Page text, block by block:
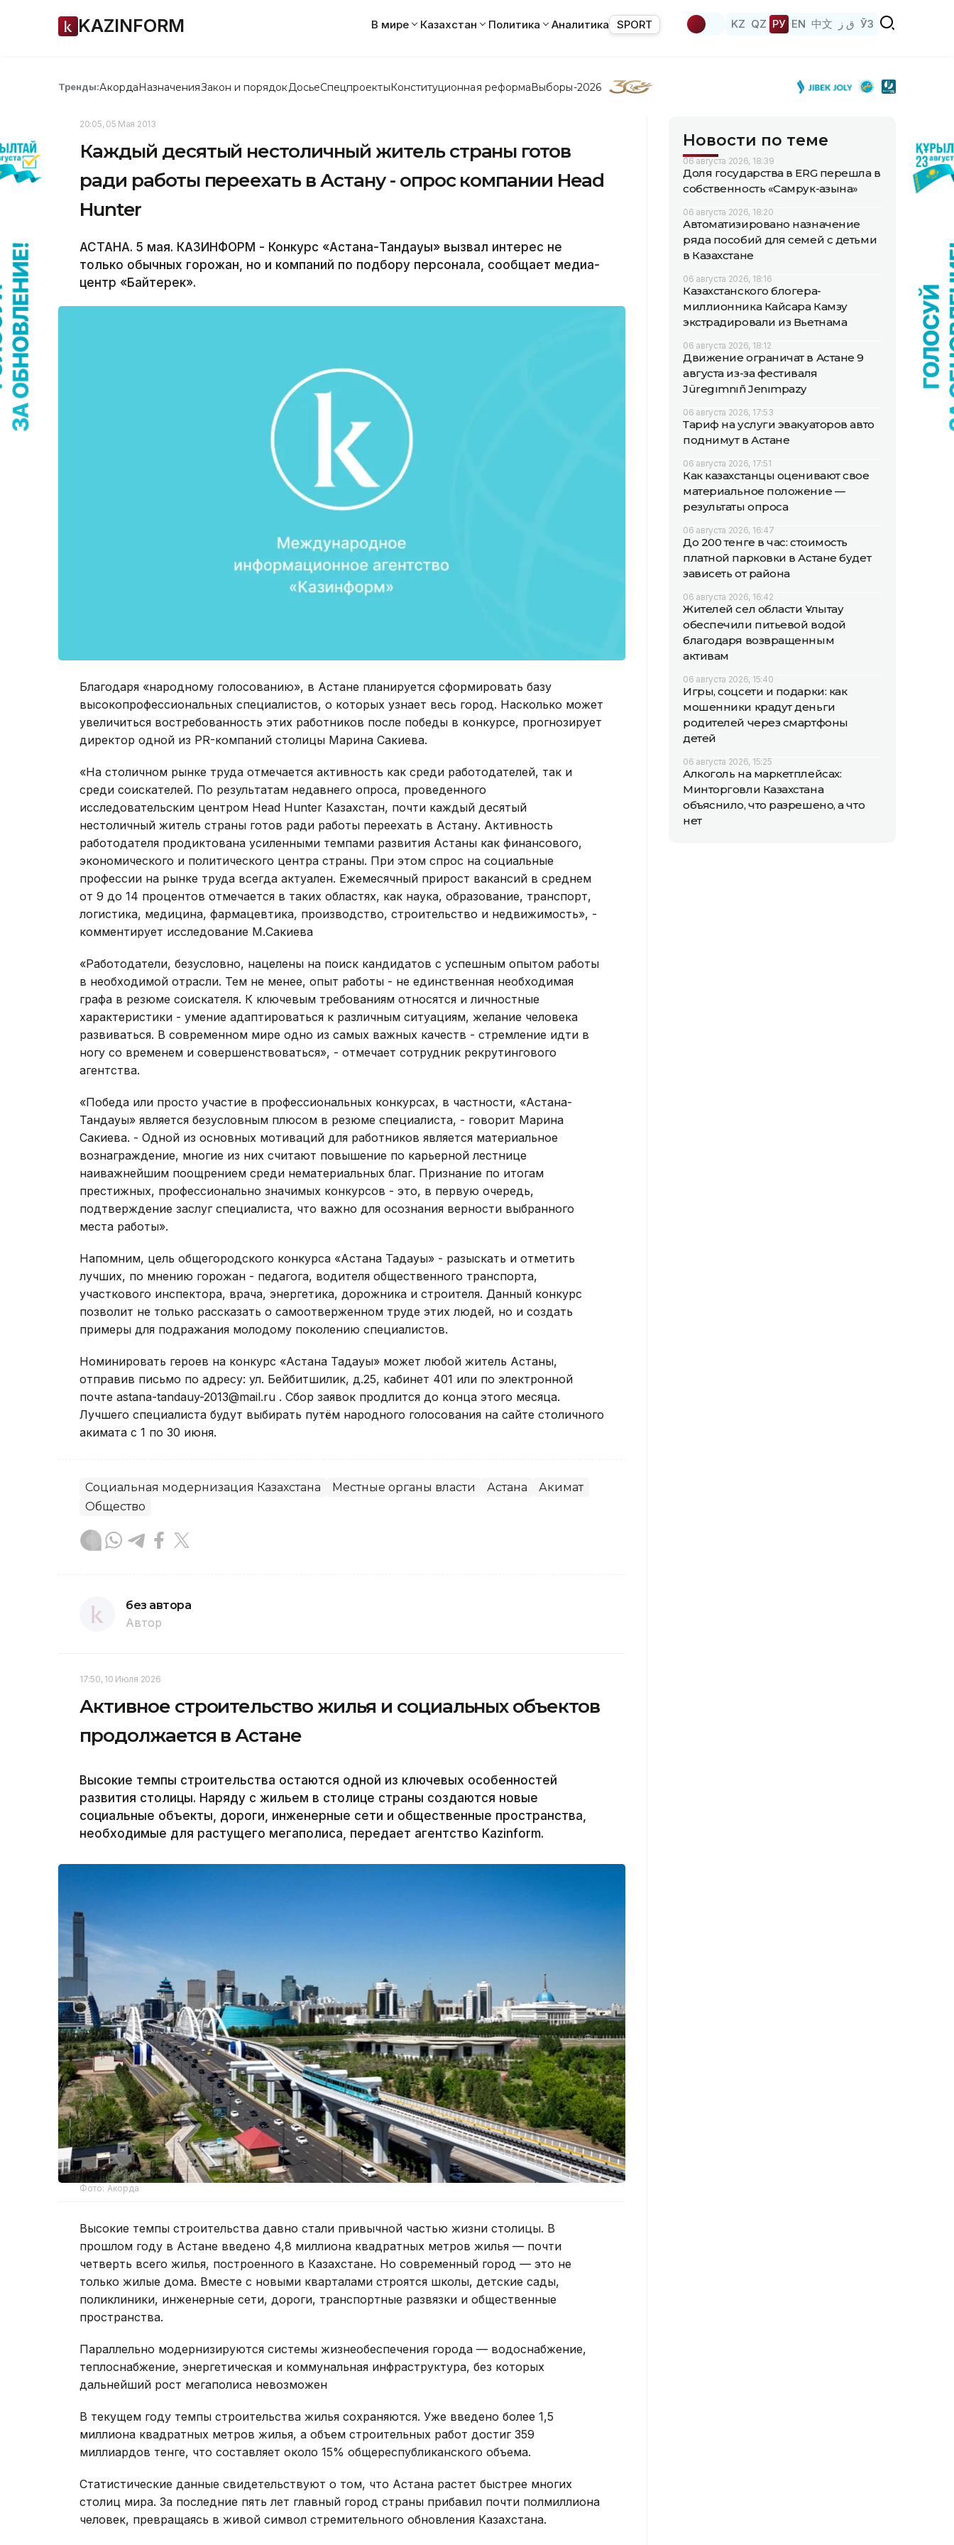
KAZINFORM В мире Казахстан Политика Аналитика SPORT KZ QZ РУ EN 中文 ق ز ЎЗ
Тренды:АкордаНазначенияЗакон и порядок ДосьеСпецпроектыКонституционная реформаВыборы-2026
20:05, 05 Мая 2013
Каждый десятый нестоличный житель страны готов
ради работы переехать в Астану - опрос компании Head
Hunter
АСТАНА. 5 мая. КАЗИНФОРМ - Конкурс «Астана-Тандауы» вызвал интерес не
только обычных горожан, но и компаний по подбору персонала, сообщает медиа-
центр «Байтерек».
Благодаря «народному голосованию», в Астане планируется сформировать базу
высокопрофессиональных специалистов, о которых узнает весь город. Насколько может
увеличиться востребованность этих работников после победы в конкурсе, прогнозирует
директор одной из PR-компаний столицы Марина Сакиева.
«На столичном рынке труда отмечается активность как среди работодателей, так и
среди соискателей. По результатам недавнего опроса, проведенного
исследовательским центром Head Hunter Казахстан, почти каждый десятый
нестоличный житель страны готов ради работы переехать в Астану. Активность
работодателя продиктована усиленными темпами развития Астаны как финансового,
экономического и политического центра страны. При этом спрос на социальные
профессии на рынке труда всегда актуален. Ежемесячный прирост вакансий в среднем
от 9 до 14 процентов отмечается в таких областях, как наука, образование, транспорт,
логистика, медицина, фармацевтика, производство, строительство и недвижимость», -
комментирует исследование М.Сакиева
«Работодатели, безусловно, нацелены на поиск кандидатов с успешным опытом работы
в необходимой отрасли. Тем не менее, опыт работы - не единственная необходимая
графа в резюме соискателя. К ключевым требованиям относятся и личностные
характеристики - умение адаптироваться к различным ситуациям, желание человека
развиваться. В современном мире одно из самых важных качеств - стремление идти в
ногу со временем и совершенствоваться», - отмечает сотрудник рекрутингового
агентства.
«Победа или просто участие в профессиональных конкурсах, в частности, «Астана-
Тандауы» является безусловным плюсом в резюме специалиста, - говорит Марина
Сакиева. - Одной из основных мотиваций для работников является материальное
вознаграждение, многие из них считают повышение по карьерной лестнице
наиважнейшим поощрением среди нематериальных благ. Признание по итогам
престижных, профессионально значимых конкурсов - это, в первую очередь,
подтверждение заслуг специалиста, что важно для осознания верности выбранного
места работы».
Напомним, цель общегородского конкурса «Астана Таңдауы» - разыскать и отметить
лучших, по мнению горожан - педагога, водителя общественного транспорта,
участкового инспектора, врача, энергетика, дорожника и строителя. Данный конкурс
позволит не только рассказать о самоотверженном труде этих людей, но и создать
примеры для подражания молодому поколению специалистов.
Номинировать героев на конкурс «Астана Таңдауы» может любой житель Астаны,
отправив письмо по адресу: ул. Бейбитшилик, д.25, кабинет 401 или по электронной
почте astana-tandauy-2013@mail.ru . Сбор заявок продлится до конца этого месяца.
Лучшего специалиста будут выбирать путём народного голосования на сайте столичного
акимата с 1 по 30 июня.
Социальная модернизация Казахстана Местные органы власти Астана
Акимат
Общество
без автора
Автор
17:50, 10 Июля 2026
Активное строительство жилья и социальных объектов
продолжается в Астане
Высокие темпы строительства остаются одной из ключевых особенностей
развития столицы. Наряду с жильем в столице страны создаются новые
социальные объекты, дороги, инженерные сети и общественные пространства,
необходимые для растущего мегаполиса, передает агентство Kazinform.
Фото: Акорда
Высокие темпы строительства давно стали привычной частью жизни столицы. В
прошлом году в Астане введено 4,8 миллиона квадратных метров жилья — почти
четверть всего жилья, построенного в Казахстане. Но современный город — это не
только жилые дома. Вместе с новыми кварталами строятся школы, детские сады,
поликлиники, инженерные сети, дороги, транспортные развязки и общественные
пространства.
Параллельно модернизируются системы жизнеобеспечения города — водоснабжение,
теплоснабжение, энергетическая и коммунальная инфраструктура, без которых
дальнейший рост мегаполиса невозможен
В текущем году темпы строительства жилья сохраняются. Уже введено более 1,5
миллиона квадратных метров жилья, а объем строительных работ достиг 359
миллиардов тенге, что составляет около 15% общереспубликанского объема.
Статистические данные свидетельствуют о том, что Астана растет быстрее многих
столиц мира. За последние пять лет главный город страны прибавил почти полмиллиона
человек, превращаясь в живой символ стремительного обновления Казахстана.
Новости по теме
06 августа 2026, 18:39
Доля государства в ERG перешла в
собственность «Самрук-Қазына»
06 августа 2026, 18:20
Автоматизировано назначение
ряда пособий для семей с детьми
в Казахстане
06 августа 2026, 18:16
Казахстанского блогера-
миллионника Кайсара Камзу
экстрадировали из Вьетнама
06 августа 2026, 18:12
Движение ограничат в Астане 9
августа из-за фестиваля
Jüregımnıñ Jenımpazy
06 августа 2026, 17:53
Тариф на услуги эвакуаторов авто
поднимут в Астане
06 августа 2026, 17:51
Как казахстанцы оценивают свое
материальное положение —
результаты опроса
06 августа 2026, 16:47
До 200 тенге в час: стоимость
платной парковки в Астане будет
зависеть от района
06 августа 2026, 16:42
Жителей сел области Ұлытау
обеспечили питьевой водой
благодаря возвращенным
активам
06 августа 2026, 15:40
Игры, соцсети и подарки: как
мошенники крадут деньги
родителей через смартфоны
детей
06 августа 2026, 15:25
Алкоголь на маркетплейсах:
Минторговли Казахстана
объяснило, что разрешено, а что
нет